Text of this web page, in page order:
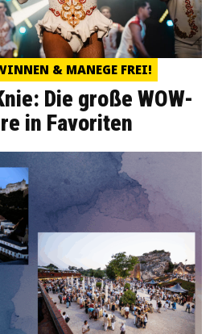
& MANEGE FREI!
Die große WOW-
in Favoriten